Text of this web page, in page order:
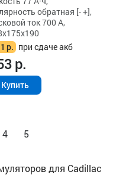
обратная [- +],
ток 700 А,
р. при сдаче акб
р.
Купить
4 5
для Cadillac